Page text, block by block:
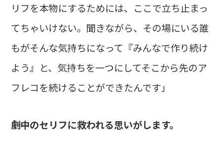
リフを本物にするためには、ここで立ち止まっ
てちゃいけない。聞きながら、その場にいる誰
もがそんな気持ちになって『みんなで作り続け
よう』と、気持ちを一つにしてそこから先のア
フレコを続けることができたんです」
――劇中のセリフに救われる思いがします。